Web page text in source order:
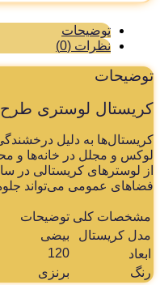
توضیحات
نظرات (0)
لوستری طرح
به دلیل درخشندگی و
و مجلل در خانه‌ها و
لوسترهای کریستالی در
عمومی می‌تواند
کلی توضیحات
کریستال
بیضی
120
برنزی